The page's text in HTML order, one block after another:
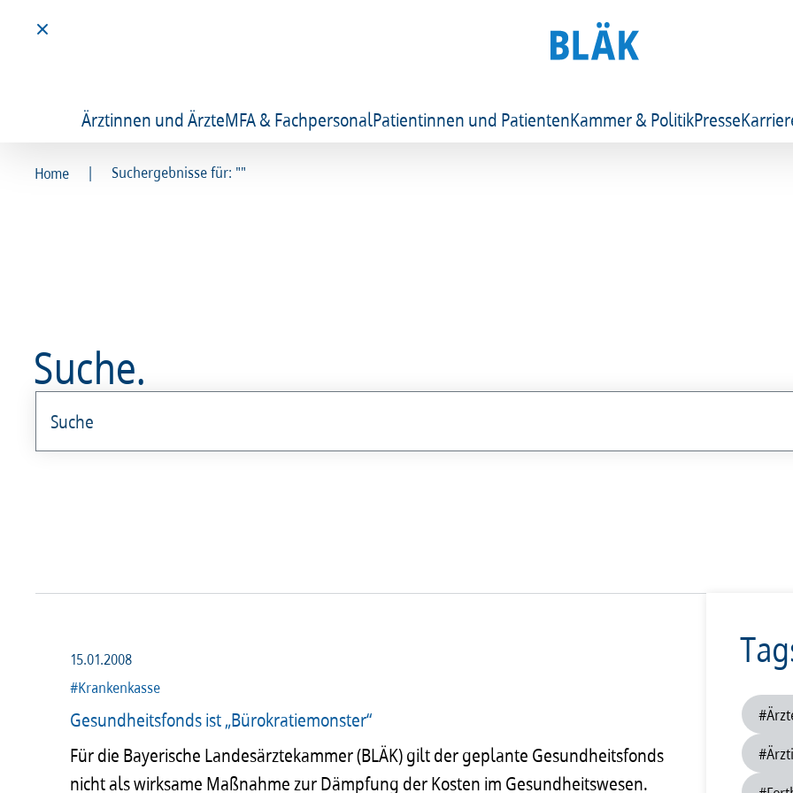
Ärztinnen und ÄrzteMFA & FachpersonalPatientinnen und PatientenKammer & PolitikPresse
Home | Suchergebnisse für: ""
Suche.
15.01.2008
#Krankenkasse
Gesundheitsfonds ist „Bürokratiemonster“
Für die Bayerische Landesärztekammer (BLÄK) gilt der geplante Gesundheitsfonds
nicht als wirksame Maßnahme zur Dämpfung der Kosten im Gesundheitswesen.